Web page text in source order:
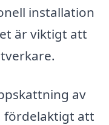
installation
är viktigt att
av
fördelaktigt att